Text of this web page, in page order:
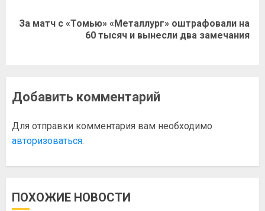
За матч с «Томью» «Металлург» оштрафовали на
60 тысяч и вынесли два замечания
Добавить комментарий
Для отправки комментария вам необходимо
авторизоваться.
ПОХОЖИЕ НОВОСТИ